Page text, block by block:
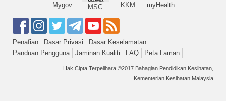
Mygov MSC KKM myHealth
Penafian Dasar Privasi
Dasar Keselamatan
Panduan Pengguna
Jaminan Kualiti FAQ Peta Laman
Hak Cipta Terpelihara ©2017 Bahagian Pendidikan Kesihatan,
Kementerian Kesihatan Malaysia